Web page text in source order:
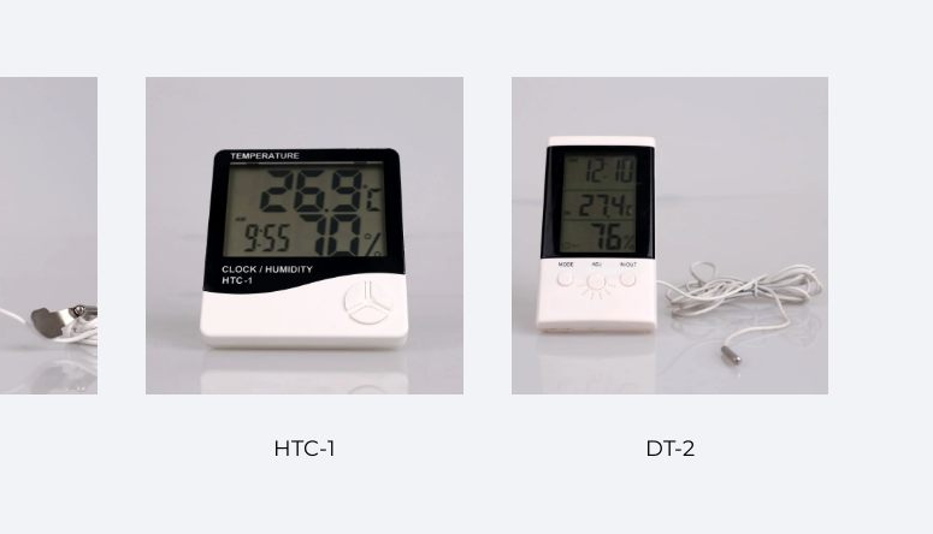
HTC-1 DT-2